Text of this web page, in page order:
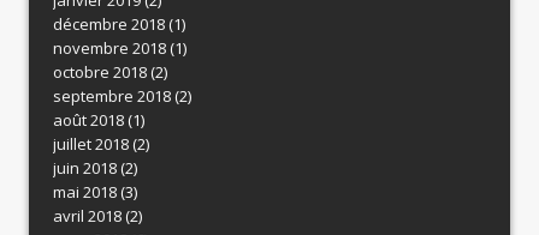
décembre 2018(1)
novembre 2018(1)
octobre 2018(2)
septembre 2018(2)
août 2018(1)
juillet 2018(2)
juin 2018(2)
mai 2018(3)
avril 2018(2)